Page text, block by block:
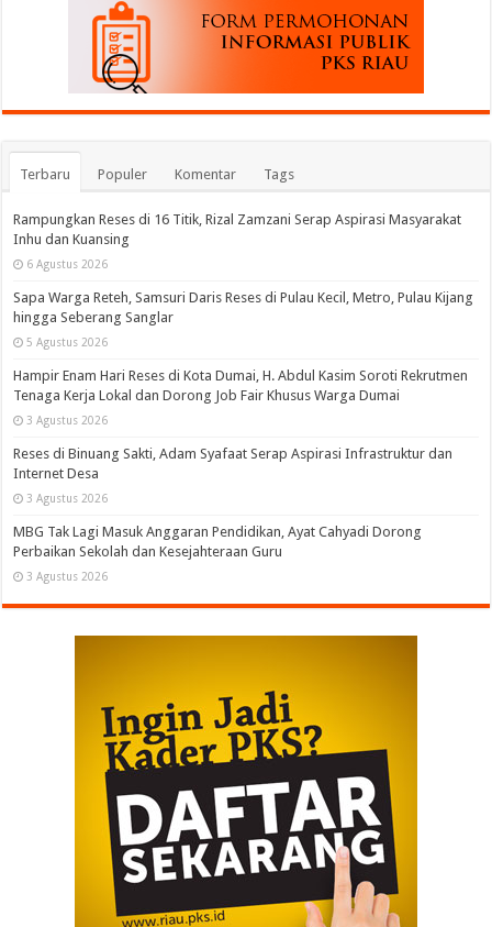
Terbaru Populer Komentar Tags
Rampungkan Reses di 16 Titik, Rizal Zamzani Serap Aspirasi Masyarakat
Inhu dan Kuansing
6 Agustus 2026
Sapa Warga Reteh, Samsuri Daris Reses di Pulau Kecil, Metro, Pulau Kijang
hingga Seberang Sanglar
5 Agustus 2026
Hampir Enam Hari Reses di Kota Dumai, H. Abdul Kasim Soroti Rekrutmen
Tenaga Kerja Lokal dan Dorong Job Fair Khusus Warga Dumai
3 Agustus 2026
Reses di Binuang Sakti, Adam Syafaat Serap Aspirasi Infrastruktur dan
Internet Desa
3 Agustus 2026
MBG Tak Lagi Masuk Anggaran Pendidikan, Ayat Cahyadi Dorong
Perbaikan Sekolah dan Kesejahteraan Guru
3 Agustus 2026